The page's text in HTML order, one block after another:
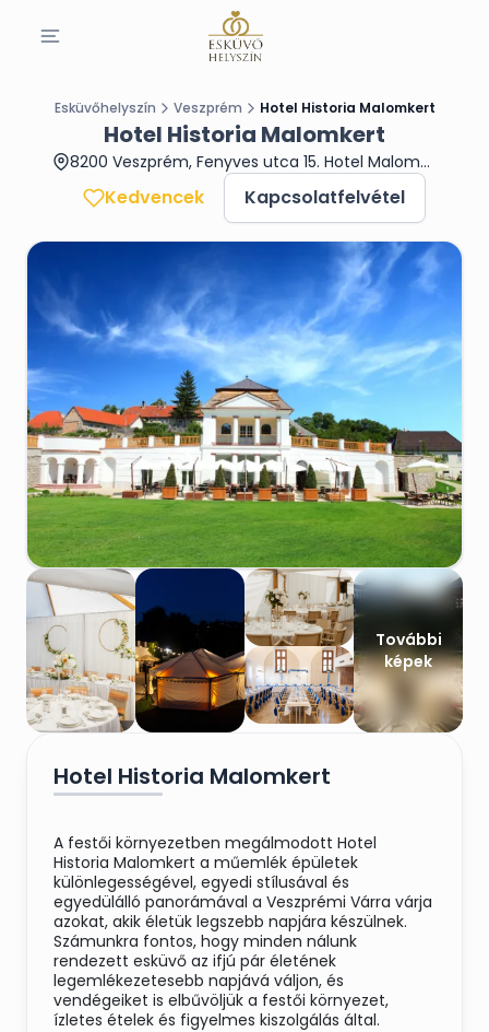
Esküvőhelyszín Veszprém Hotel Historia Malomkert
Hotel Historia Malomkert
8200 Veszprém, Fenyves utca 15. Hotel Malomkert
Kedvencek Kapcsolatfelvétel
További
képek
Hotel Historia Malomkert
A festői környezetben megálmodott Hotel
Historia Malomkert a műemlék épületek
különlegességével, egyedi stílusával és
egyedülálló panorámával a Veszprémi Várra várja
azokat, akik életük legszebb napjára készülnek.
Számunkra fontos, hogy minden nálunk
rendezett esküvő az ifjú pár életének
legemlékezetesebb napjává váljon, és
vendégeiket is elbűvöljük a festői környezet,
ízletes ételek és figyelmes kiszolgálás által.